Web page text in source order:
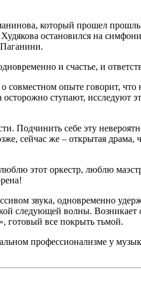
который прошел
остановился на
и счастье, и
совместном опыте говорит, что
ступают, исследуют
Подчинить себе эту
сейчас же – открытая драма,
этот оркестр, люблю
звука, одновременно
следующей волны.
готовый все покрыть тьмой.
профессионализме у